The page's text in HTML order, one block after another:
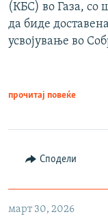
(КБС) во Газа, со
да биде
усвојување во
прочитај повеќе
Сподели
март 30, 2026